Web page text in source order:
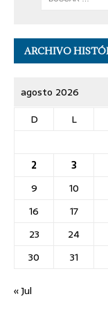
ARCHIVO
agosto 2026
D
L
2
3
9
10
16
17
23
24
30
31
« Jul